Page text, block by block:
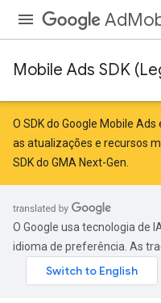
Mobile Ads SDK
O SDK do Google Mobile
as atualizações e recursos
SDK do GMA Next-Gen
O Google usa tecnologia de
idioma de preferência. As